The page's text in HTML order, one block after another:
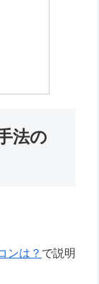
法の
ンは？ で説明